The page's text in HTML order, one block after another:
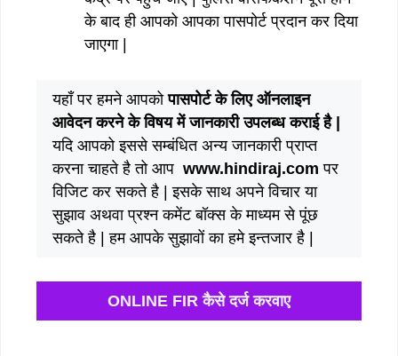
के बाद ही आपको आपका पासपोर्ट प्रदान कर दिया
जाएगा |
यहाँ पर हमने आपकोपासपोर्ट के लिए ऑनलाइन
आवेदन करने के विषय में जानकारी उपलब्ध कराई है |
यदि आपको इससे सम्बंधित अन्य जानकारी प्राप्त
करना चाहते है तो आप www.hindiraj.com पर
विजिट कर सकते है | इसके साथ अपने विचार या
सुझाव अथवा प्रश्न कमेंट बॉक्स के माध्यम से पूंछ
सकते है | हम आपके सुझावों का हमे इन्तजार है |
ONLINE FIR कैसे दर्ज करवाए